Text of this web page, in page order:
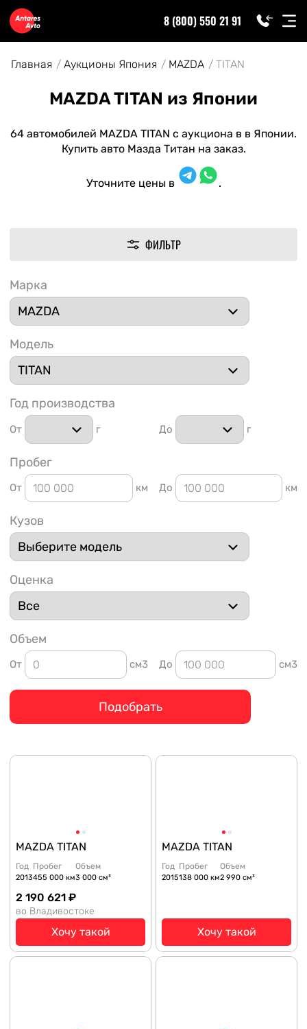
91
8 (800) 550 21 91
Главная Аукционы Япония MAZDA TITAN
MAZDA TITAN из Японии
64 автомобилей MAZDA TITAN с аукциона в в Японии.
Купить авто Мазда Титан на заказ.
Уточните цены в .
ФИЛЬТР
Марка
Модель
Год производства
От г До г
Пробег
От км До км
Кузов
Оценка
Объем
От см3 До см3
Подобрать
MAZDA TITAN
Год
2013
Пробег
455 000 км
Объем
3 000 см³
2 190 621 ₽
во Владивостоке
Хочу такой
MAZDA TITAN
Год
2015
Пробег
138 000 км
Объем
2 990 см³
Хочу такой